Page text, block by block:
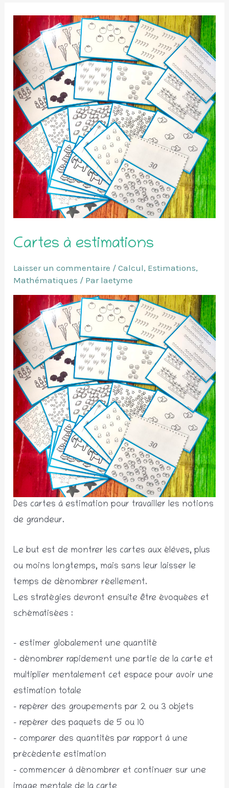
Cartes à estimations
Laisser un commentaire /Calcul, Estimations,
Mathématiques / Par laetyme
Des cartes à estimation pour travailler les notions
de grandeur.
Le but est de montrer les cartes aux élèves, plus
ou moins longtemps, mais sans leur laisser le
temps de dénombrer réellement.
Les stratégies devront ensuite être évoquées et
schématisées :
– estimer globalement une quantité
– dénombrer rapidement une partie de la carte et
multiplier mentalement cet espace pour avoir une
estimation totale
– repérer des groupements par 2 ou 3 objets
– repérer des paquets de 5 ou 10
– comparer des quantités par rapport à une
précédente estimation
– commencer à dénombrer et continuer sur une